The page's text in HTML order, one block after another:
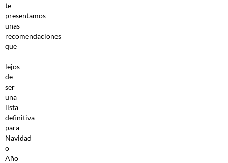
te
presentamos
unas
recomendaciones
que
–
lejos
de
ser
una
lista
definitiva
para
Navidad
o
Año